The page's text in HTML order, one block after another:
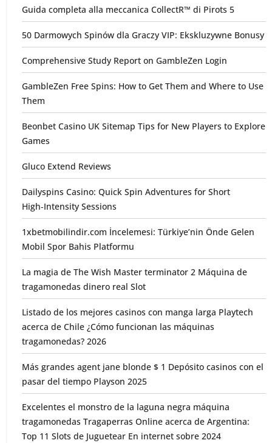
Guida completa alla meccanica CollectR™ di Pirots 5
50 Darmowych Spinów dla Graczy VIP: Ekskluzywne Bonusy
Comprehensive Study Report on GambleZen Login
GambleZen Free Spins: How to Get Them and Where to Use
Them
Beonbet Casino UK Sitemap Tips for New Players to Explore
Games
Gluco Extend Reviews
Dailyspins Casino: Quick Spin Adventures for Short
High‑Intensity Sessions
1xbetmobilindir.com İncelemesi: Türkiye’nin Önde Gelen
Mobil Spor Bahis Platformu
La magia de The Wish Master terminator 2 Máquina de
tragamonedas dinero real Slot
Listado de los mejores casinos con manga larga Playtech
acerca de Chile ¿Cómo funcionan las máquinas
tragamonedas? 2026
Más grandes agent jane blonde $ 1 Depósito casinos con el
pasar del tiempo Playson 2025
Excelentes el monstro de la laguna negra máquina
tragamonedas Tragaperras Online acerca de Argentina:
Top 11 Slots de Juguetear En internet sobre 2024